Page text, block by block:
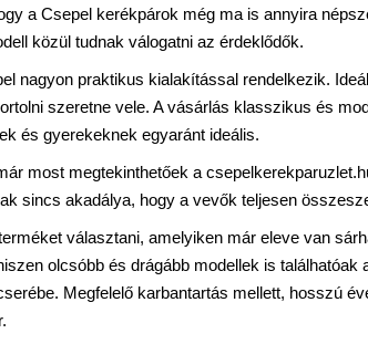
a Csepel kerékpárok még ma is annyira
közül tudnak válogatni az érdeklődők.
nagyon praktikus kialakítással rendelkezik.
szeretne vele. A vásárlás klasszikus és
és gyerekeknek egyaránt ideális.
most megtekinthetőek a
sincs akadálya, hogy a vevők teljesen
választani, amelyiken már eleve van
olcsóbb és drágább modellek is
Megfelelő karbantartás mellett, hosszú